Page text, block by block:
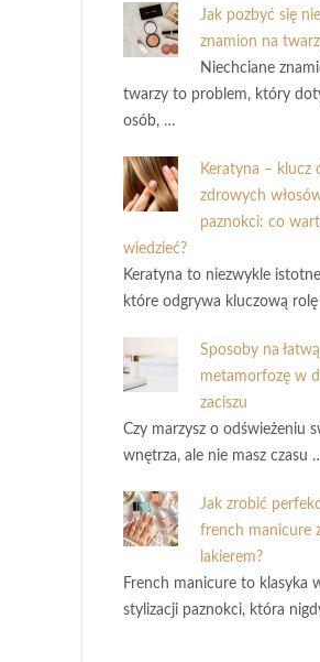
Jak pozbyć się
znamion na
Niechciane
twarzy to problem, który
osób, …
Keratyna – klucz
zdrowych
paznokci: co
wiedzieć?
Keratyna to niezwykle
które odgrywa kluczową
Sposoby na
metamorfozę w
zaciszu
Czy marzysz o odświeżeniu
wnętrza, ale nie masz czasu
Jak zrobić
french manicure
lakierem?
French manicure to klasyka
stylizacji paznokci, która